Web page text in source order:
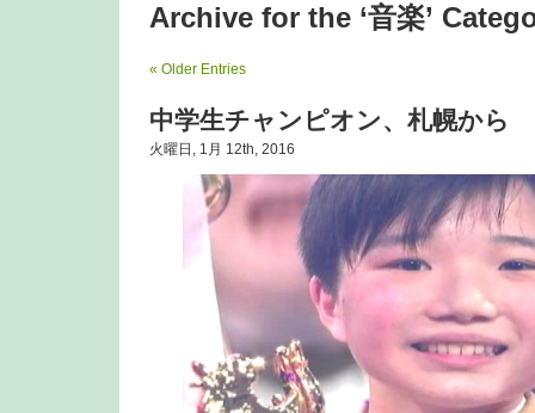
Archive for the ‘音楽’
« Older Entries
中学生チャンピオン、札幌から
火曜日, 1月 12th, 2016